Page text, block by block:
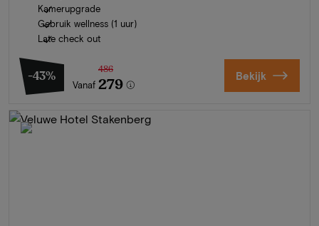
Kamerupgrade
Gebruik wellness (1 uur)
Late check out
-43%
Vanaf
486
279 Bekijk